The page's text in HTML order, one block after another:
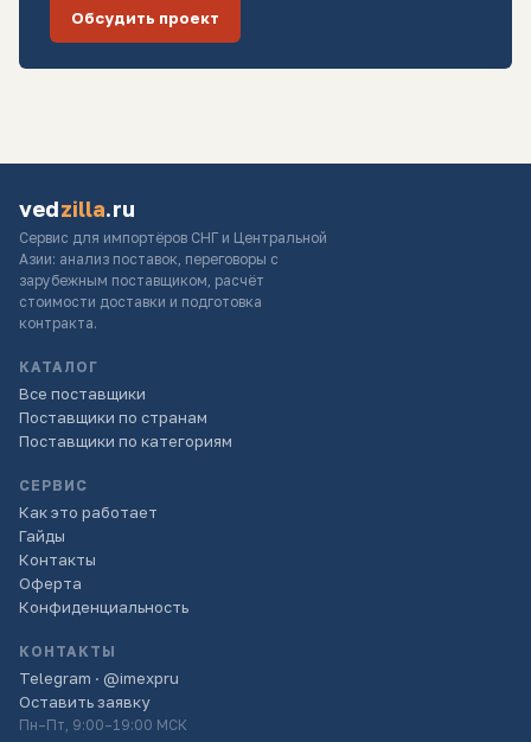
Обсудить проект
vedzilla.ru
Сервис для импортёров СНГ и Центральной
Азии: анализ поставок, переговоры с
зарубежным поставщиком, расчёт
стоимости доставки и подготовка
контракта.
КАТАЛОГ
Все поставщики
Поставщики по странам
Поставщики по категориям
СЕРВИС
Как это работает
Гайды
Контакты
Оферта
Конфиденциальность
КОНТАКТЫ
Telegram · @imexpru
Оставить заявку
Пн–Пт, 9:00–19:00 МСК